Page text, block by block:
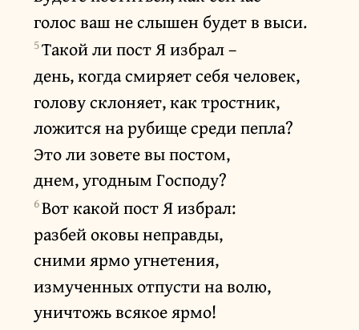
голос ваш не слышен будет в выси.
5Такой ли пост Я избрал –
день, когда смиряет себя человек,
голову склоняет, как тростник,
ложится на рубище среди пепла?
Это ли зовете вы постом,
днем, угодным Господу?
6Вот какой пост Я избрал:
разбей оковы неправды,
сними ярмо угнетения,
измученных отпусти на волю,
уничтожь всякое ярмо!